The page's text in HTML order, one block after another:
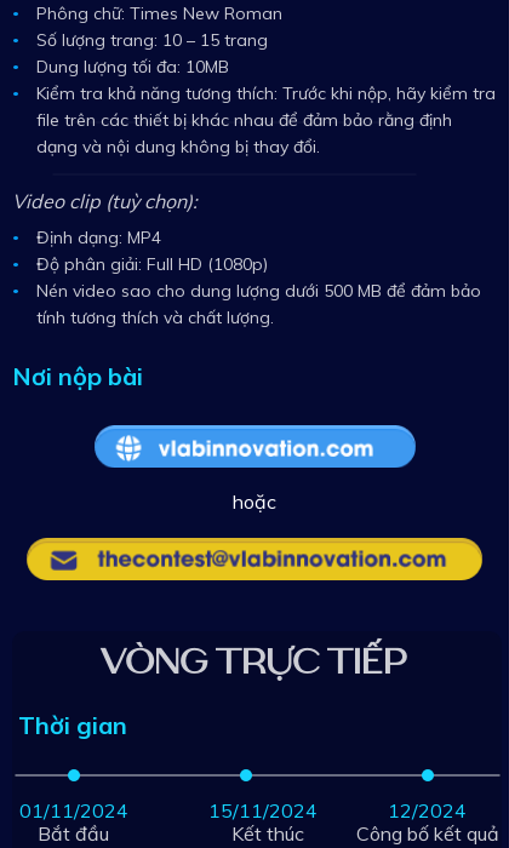
Phông chữ: Times New Roman
Số lượng trang: 10 – 15 trang
Dung lượng tối đa: 10MB
Kiểm tra khả năng tương thích: Trước khi nộp, hãy kiểm tra
file trên các thiết bị khác nhau để đảm bảo rằng định
dạng và nội dung không bị thay đổi.
Định dạng: MP4
Độ phân giải: Full HD (1080p)
Nén video sao cho dung lượng dưới 500 MB để đảm bảo
tính tương thích và chất lượng.
Video clip (tuỳ chọn):
Nơi nộp bài
hoặc
VÒNG TRỰC TIẾP
Thời gian
01/11/2024
Bắt đầu
15/11/2024
Kết thúc
12/2024
Công bố kết quả